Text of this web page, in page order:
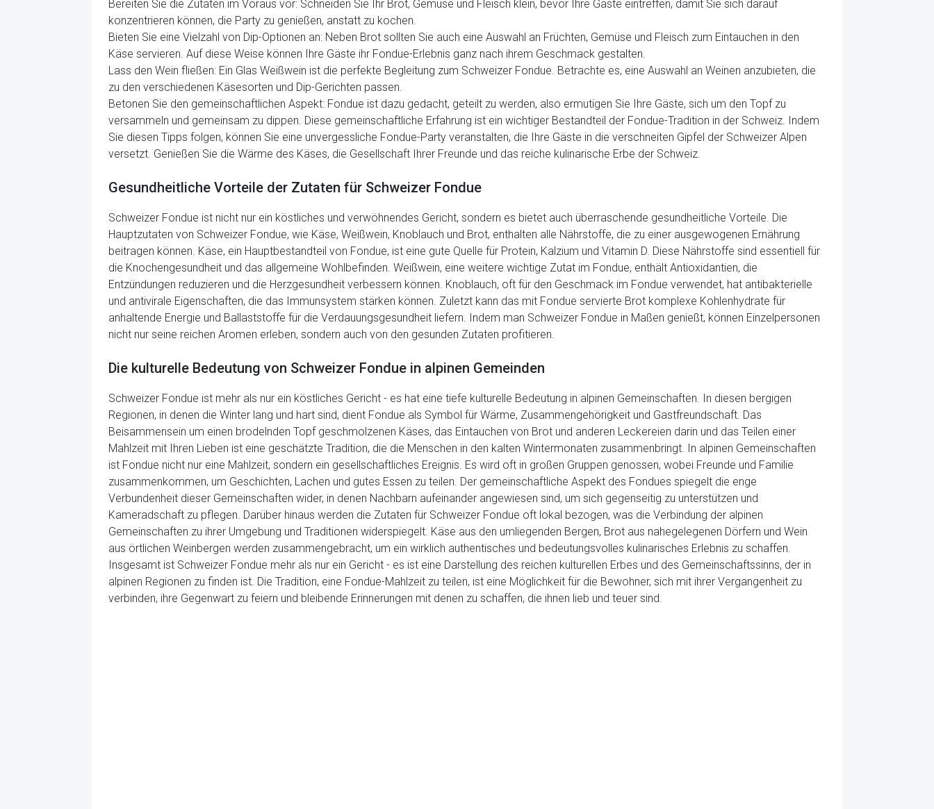
Bereiten Sie die Zutaten im Voraus vor: Schneiden Sie Ihr Brot, Gemüse und Fleisch klein, bevor Ihre Gäste eintreffen, damit Sie sich darauf
konzentrieren können, die Party zu genießen, anstatt zu kochen.
Bieten Sie eine Vielzahl von Dip-Optionen an: Neben Brot sollten Sie auch eine Auswahl an Früchten, Gemüse und Fleisch zum Eintauchen in den
Käse servieren. Auf diese Weise können Ihre Gäste ihr Fondue-Erlebnis ganz nach ihrem Geschmack gestalten.
Lass den Wein fließen: Ein Glas Weißwein ist die perfekte Begleitung zum Schweizer Fondue. Betrachte es, eine Auswahl an Weinen anzubieten, die
zu den verschiedenen Käsesorten und Dip-Gerichten passen.
Betonen Sie den gemeinschaftlichen Aspekt: Fondue ist dazu gedacht, geteilt zu werden, also ermutigen Sie Ihre Gäste, sich um den Topf zu
versammeln und gemeinsam zu dippen. Diese gemeinschaftliche Erfahrung ist ein wichtiger Bestandteil der Fondue-Tradition in der Schweiz. Indem
Sie diesen Tipps folgen, können Sie eine unvergessliche Fondue-Party veranstalten, die Ihre Gäste in die verschneiten Gipfel der Schweizer Alpen
versetzt. Genießen Sie die Wärme des Käses, die Gesellschaft Ihrer Freunde und das reiche kulinarische Erbe der Schweiz.
Gesundheitliche Vorteile der Zutaten für Schweizer Fondue
Schweizer Fondue ist nicht nur ein köstliches und verwöhnendes Gericht, sondern es bietet auch überraschende gesundheitliche Vorteile. Die
Hauptzutaten von Schweizer Fondue, wie Käse, Weißwein, Knoblauch und Brot, enthalten alle Nährstoffe, die zu einer ausgewogenen Ernährung
beitragen können. Käse, ein Hauptbestandteil von Fondue, ist eine gute Quelle für Protein, Kalzium und Vitamin D. Diese Nährstoffe sind essentiell für
die Knochengesundheit und das allgemeine Wohlbefinden. Weißwein, eine weitere wichtige Zutat im Fondue, enthält Antioxidantien, die
Entzündungen reduzieren und die Herzgesundheit verbessern können. Knoblauch, oft für den Geschmack im Fondue verwendet, hat antibakterielle
und antivirale Eigenschaften, die das Immunsystem stärken können. Zuletzt kann das mit Fondue servierte Brot komplexe Kohlenhydrate für
anhaltende Energie und Ballaststoffe für die Verdauungsgesundheit liefern. Indem man Schweizer Fondue in Maßen genießt, können Einzelpersonen
nicht nur seine reichen Aromen erleben, sondern auch von den gesunden Zutaten profitieren.
Die kulturelle Bedeutung von Schweizer Fondue in alpinen Gemeinden
Schweizer Fondue ist mehr als nur ein köstliches Gericht - es hat eine tiefe kulturelle Bedeutung in alpinen Gemeinschaften. In diesen bergigen
Regionen, in denen die Winter lang und hart sind, dient Fondue als Symbol für Wärme, Zusammengehörigkeit und Gastfreundschaft. Das
Beisammensein um einen brodelnden Topf geschmolzenen Käses, das Eintauchen von Brot und anderen Leckereien darin und das Teilen einer
Mahlzeit mit Ihren Lieben ist eine geschätzte Tradition, die die Menschen in den kalten Wintermonaten zusammenbringt. In alpinen Gemeinschaften
ist Fondue nicht nur eine Mahlzeit, sondern ein gesellschaftliches Ereignis. Es wird oft in großen Gruppen genossen, wobei Freunde und Familie
zusammenkommen, um Geschichten, Lachen und gutes Essen zu teilen. Der gemeinschaftliche Aspekt des Fondues spiegelt die enge
Verbundenheit dieser Gemeinschaften wider, in denen Nachbarn aufeinander angewiesen sind, um sich gegenseitig zu unterstützen und
Kameradschaft zu pflegen. Darüber hinaus werden die Zutaten für Schweizer Fondue oft lokal bezogen, was die Verbindung der alpinen
Gemeinschaften zu ihrer Umgebung und Traditionen widerspiegelt. Käse aus den umliegenden Bergen, Brot aus nahegelegenen Dörfern und Wein
aus örtlichen Weinbergen werden zusammengebracht, um ein wirklich authentisches und bedeutungsvolles kulinarisches Erlebnis zu schaffen.
Insgesamt ist Schweizer Fondue mehr als nur ein Gericht - es ist eine Darstellung des reichen kulturellen Erbes und des Gemeinschaftssinns, der in
alpinen Regionen zu finden ist. Die Tradition, eine Fondue-Mahlzeit zu teilen, ist eine Möglichkeit für die Bewohner, sich mit ihrer Vergangenheit zu
verbinden, ihre Gegenwart zu feiern und bleibende Erinnerungen mit denen zu schaffen, die ihnen lieb und teuer sind.